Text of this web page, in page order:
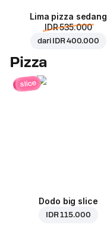
Lima pizza sedang
IDR 535.000
dari IDR 400.000
Pizza
slice
Dodo big slice
IDR 115.000